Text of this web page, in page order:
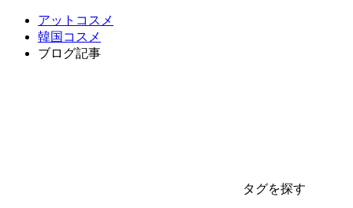
アットコスメ
韓国コスメ
ブログ記事
タグを探す